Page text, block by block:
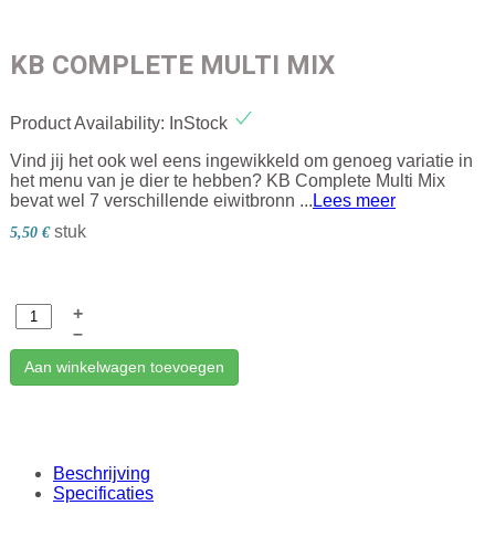
KB COMPLETE MULTI MIX
Product Availability: InStock
Vind jij het ook wel eens ingewikkeld om genoeg variatie in
het menu van je dier te hebben? KB Complete Multi Mix
bevat wel 7 verschillende eiwitbronn ... Lees meer
5,50 € stuk
+
–
Aan winkelwagen toevoegen
Beschrijving
Specificaties